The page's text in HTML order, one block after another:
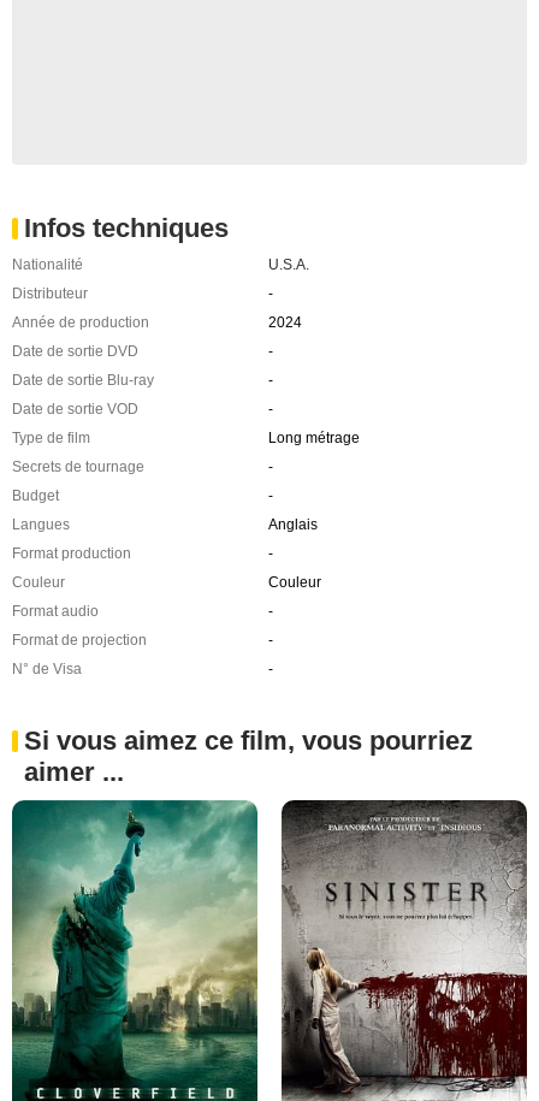
Infos techniques
Nationalité
U.S.A.
Distributeur
-
Année de production
2024
Date de sortie DVD
-
Date de sortie Blu-ray
-
Date de sortie VOD
-
Type de film
Long métrage
Secrets de tournage
-
Budget
-
Langues
Anglais
Format production
-
Couleur
Couleur
Format audio
-
Format de projection
-
N° de Visa
-
Si vous aimez ce film, vous pourriez
aimer ...